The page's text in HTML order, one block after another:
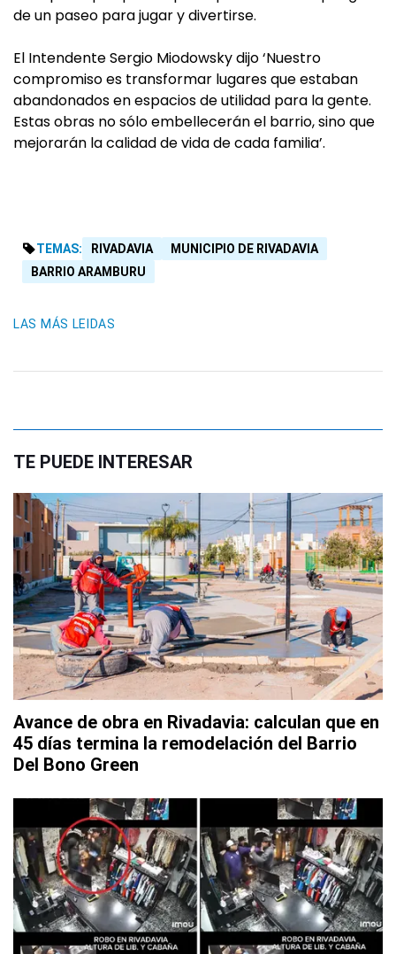
de un paseo para jugar y divertirse.
El Intendente Sergio Miodowsky dijo ‘Nuestro
compromiso es transformar lugares que estaban
abandonados en espacios de utilidad para la gente.
Estas obras no sólo embellecerán el barrio, sino que
mejorarán la calidad de vida de cada familia’.
TEMAS: RIVADAVIA
MUNICIPIO DE RIVADAVIA
BARRIO ARAMBURU
LAS MÁS LEIDAS
TE PUEDE INTERESAR
Avance de obra en Rivadavia: calculan que en
45 días termina la remodelación del Barrio
Del Bono Green